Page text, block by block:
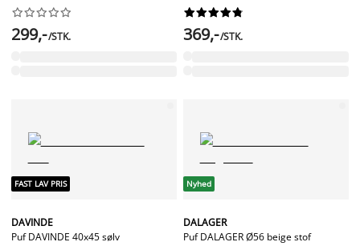






299,-/STK.






369,-/STK.
FAST LAV PRIS
DAVINDE
Puf DAVINDE 40x45 sølv
Nyhed
DALAGER
Puf DALAGER Ø56 beige stof